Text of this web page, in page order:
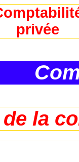
privée
la